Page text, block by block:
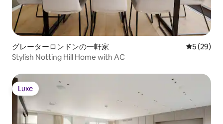
グレーターロンドンの一軒家 レビュー
5 (29)
Stylish Notting Hill Home with AC
Luxe
Luxe